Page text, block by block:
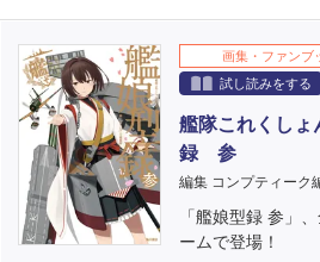
画集・ファンブ
試し読みをする
艦隊これくし
録 参
編集 コンプティーク
「艦娘型録 参」
ームで登場！